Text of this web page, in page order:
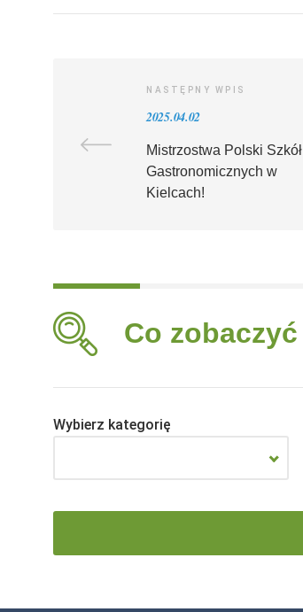
NASTĘPNY WPIS
2025.04.02
Mistrzostwa Polski Szkół
Gastronomicznych w
Kielcach!
Co zobaczyć
Wybierz kategorię